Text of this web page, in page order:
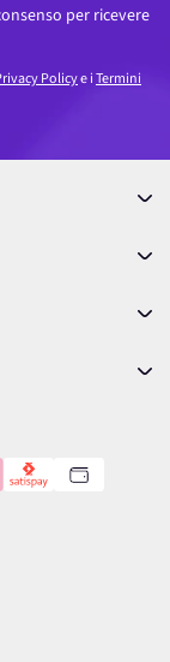
per ricevere
Policye iTermini